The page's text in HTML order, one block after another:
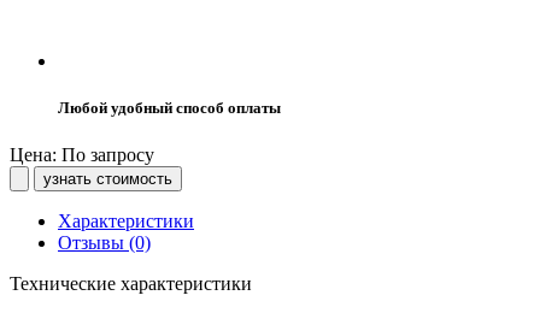
Любой удобный способ оплаты
Цена: По запросу
узнать стоимость
Характеристики
Отзывы (0)
Технические характеристики